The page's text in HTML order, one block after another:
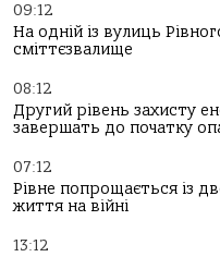
09:12
На одній із вулиць
сміттєзвалище
08:12
Другий рівень захисту
завершать до початку
07:12
Рівне попрощається із
життя на війні
13:12